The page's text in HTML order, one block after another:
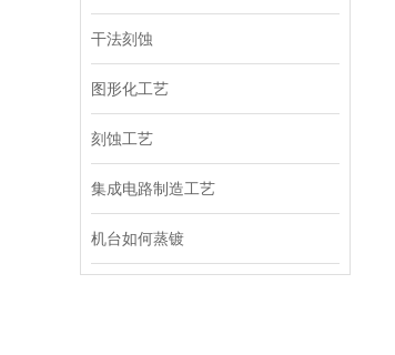
干法刻蚀
图形化工艺
刻蚀工艺
集成电路制造工艺
机台如何蒸镀